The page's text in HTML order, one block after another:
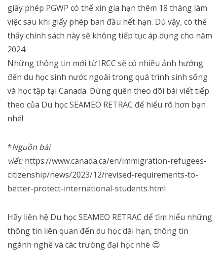
giấy phép PGWP có thể xin gia hạn thêm 18 tháng làm
việc sau khi giấy phép ban đầu hết hạn. Dù vậy, có thể
thấy chính sách này sẽ không tiếp tục áp dụng cho năm
2024.
Những thông tin mới từ IRCC sẽ có nhiều ảnh hưởng
đến du học sinh nước ngoài trong quá trình sinh sống
và học tập tại Canada. Đừng quên theo dõi bài viết tiếp
theo của Du học SEAMEO RETRAC để hiểu rõ hơn bạn
nhé!
*Nguồn bài
viết:https://www.canada.ca/en/immigration-refugees-
citizenship/news/2023/12/revised-requirements-to-
better-protect-international-students.html
Hãy liên hệ Du học SEAMEO RETRAC để tìm hiểu những
thông tin liên quan đến du học dài hạn, thông tin
ngành nghề và các trường đại học nhé 😍